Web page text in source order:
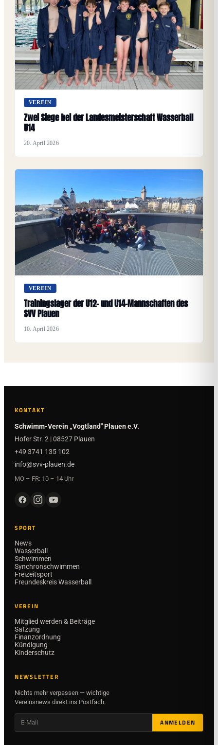
VEREIN
Zwei Siege bei der Landesmeisterschaft Wasserball
U14
20. April 2026
VEREIN
Trainingslager der U12- und U14-Mannschaften des
SVV Plauen
10. April 2026
KONTAKT
Schwimm-Verein „Vogtland" Plauen e.V.
Hofer Str. 2 | 08527 Plauen
+49 3741 135 102
info@svv-plauen.de
MO – FR: 10 – 14 Uhr
SPORT
News
Wasserball
Schwimmen
Synchronschwimmen
Freizeitsport
Freundeskreis Wasserball
VEREIN
Mitglied werden & Beiträge
Satzung
Finanzordnung
Kündigung
Kinderschutz
NEWSLETTER
Nichts mehr verpassen — wichtige
Vereinsnews direkt ins Postfach.
ANMELDEN